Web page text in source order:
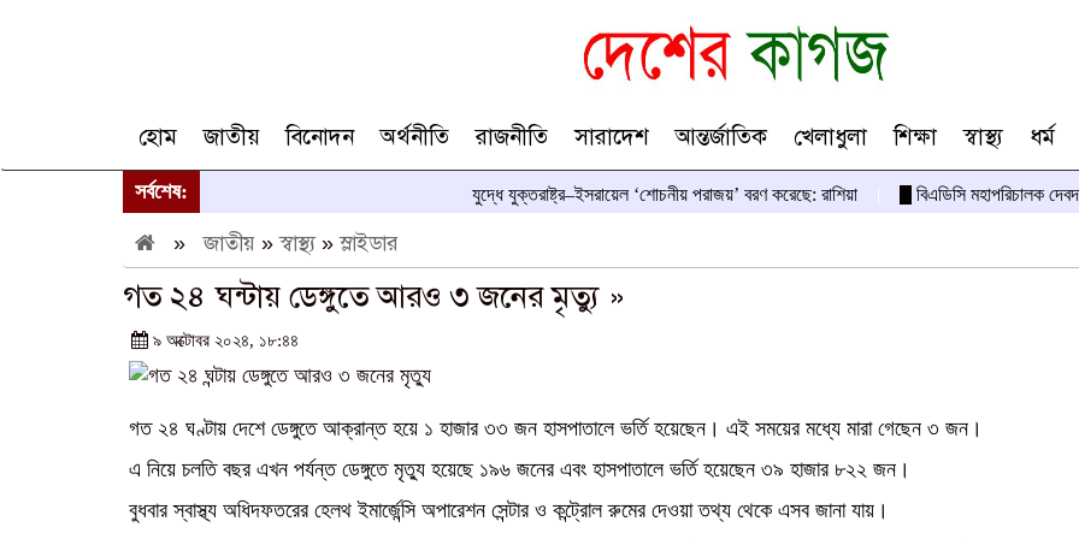
হোম জাতীয় বিনোদন অর্থনীতি রাজনীতি সারাদেশ আন্তর্জাতিক খেলাধুলা শিক্ষা স্বাস্থ্য ধর্ম
সর্বশেষ: যুদ্ধে যুক্তরাষ্ট্র–ইসরায়েল ‘শোচনীয় পরাজয়’ বরণ করেছে: রাশিয়া বিএডিসি মহাপরিচালক
»জাতীয় »স্বাস্থ্য»স্লাইডার
গত ২৪ ঘন্টায় ডেঙ্গুতে আরও ৩ জনের মৃত্যু »
৯ অক্টোবর ২০২৪, ১৮:৪৪
গত ২৪ ঘণ্টায় দেশে ডেঙ্গুতে আক্রান্ত হয়ে ১ হাজার ৩৩ জন হাসপাতালে ভর্তি হয়েছেন। এই সময়ের মধ্যে মারা গেছেন ৩ জন।
এ নিয়ে চলতি বছর এখন পর্যন্ত ডেঙ্গুতে মৃত্যু হয়েছে ১৯৬ জনের এবং হাসপাতালে ভর্তি হয়েছেন ৩৯ হাজার ৮২২ জন।
বুধবার স্বাস্থ্য অধিদফতরের হেলথ ইমার্জেন্সি অপারেশন সেন্টার ও কন্ট্রোল রুমের দেওয়া তথ্য থেকে এসব জানা যায়।